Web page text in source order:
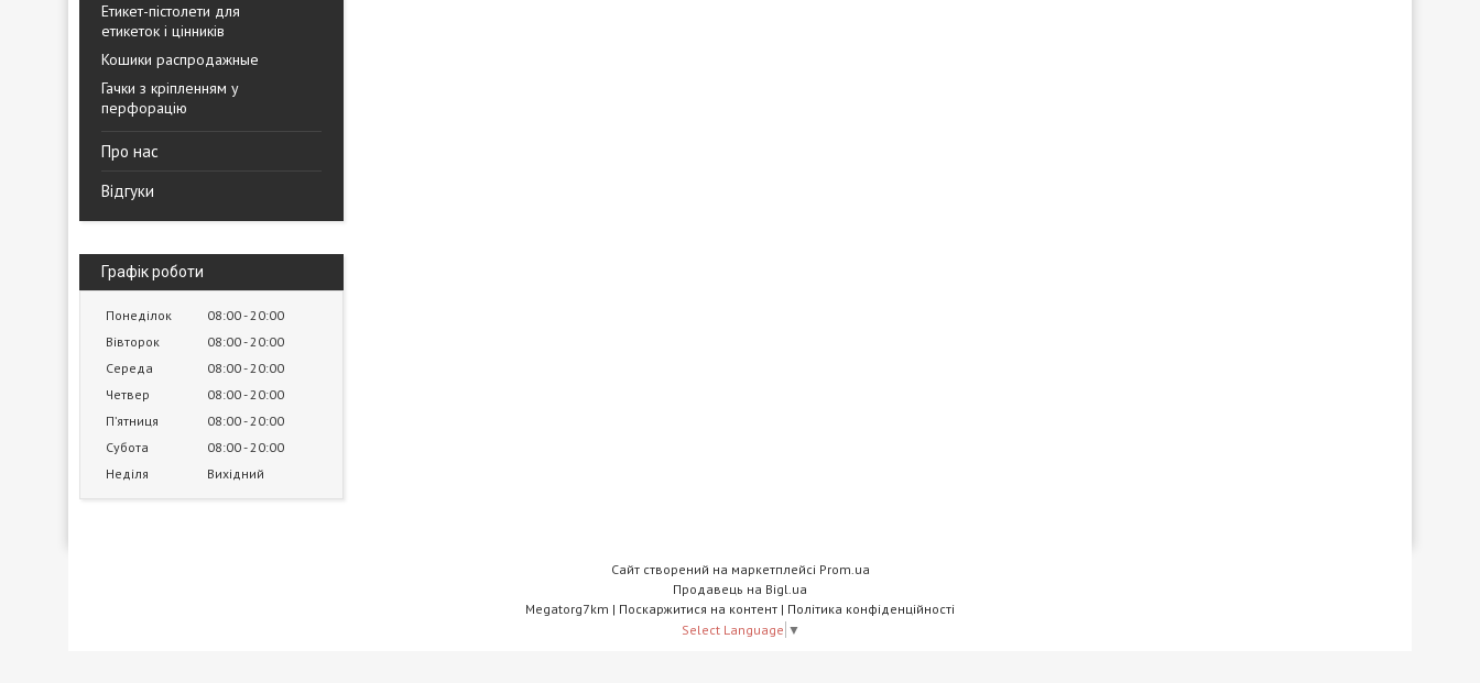
Етикет-пістолети для
етикеток і цінників
Кошики распродажные
Гачки з кріпленням у
перфорацію
Про нас
Відгуки
Графік роботи
Понеділок 08:00 20:00
Вівторок
08:00 20:00
Середа
08:00 20:00
Четвер
08:00 20:00
Пʼятниця
08:00 20:00
Субота
08:00 20:00
Неділя
Вихідний
Сайт створений на маркетплейсі Prom.ua
Продавець на Bigl.ua
Megatorg7km | Поскаржитися на контент | Політика конфіденційності
Select Language ▼